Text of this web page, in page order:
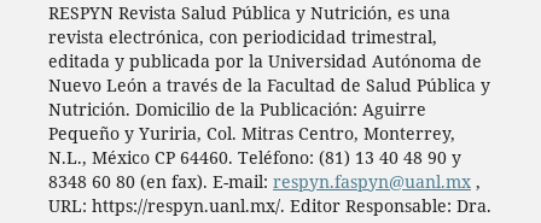
RESPYN Revista Salud Pública y Nutrición, es una
revista electrónica, con periodicidad trimestral,
editada y publicada por la Universidad Autónoma de
Nuevo León a través de la Facultad de Salud Pública y
Nutrición. Domicilio de la Publicación: Aguirre
Pequeño y Yuriria, Col. Mitras Centro, Monterrey,
N.L., México CP 64460. Teléfono: (81) 13 40 48 90 y
8348 60 80 (en fax). E-mail: respyn.faspyn@uanl.mx,
URL: https://respyn.uanl.mx/. Editor Responsable: Dra.